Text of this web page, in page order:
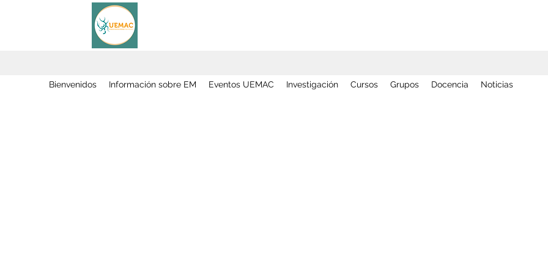
Bienvenidos Información sobre EM Eventos UEMAC Investigación Cursos Grupos Docencia Noticias